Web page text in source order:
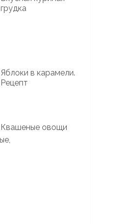
грудка
Яблоки в карамели.
Рецепт
Квашеные овощи